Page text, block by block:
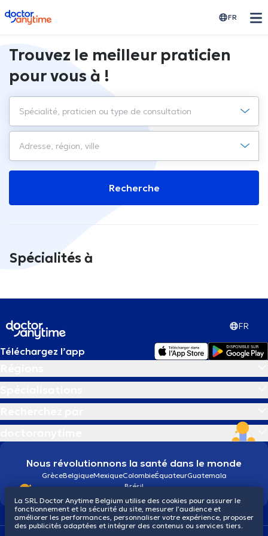
doctoranytime FR
Trouvez le meilleur praticien
pour vous à !
Recherche
Spécialités à
FR
Téléchargez l’app
Nous révolutionnons la santé dans le monde
GrèceBelgiqueMexiqueColombieÉquateurGuatemala
Brésil
La SRL Doctor Anytime Belgium utilise des cookies pour assurer le
fonctionnement et la sécurité du site, mesurer l’audience et
améliorer les performances, personnaliser votre expérience, proposer
des publicités adaptées et intégrer des contenus ou services tiers.